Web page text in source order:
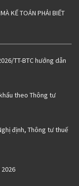
KẾ TOÁN PHẢI BIẾT
TT-BTC hướng dẫn
theo Thông tư
định, Thông tư thuế